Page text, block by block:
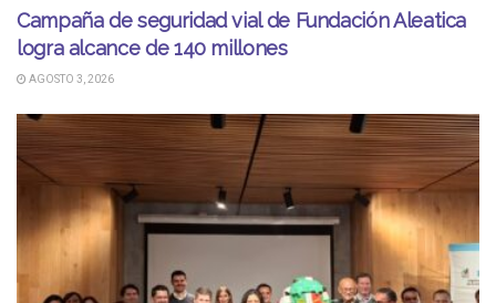
Campaña de seguridad vial de Fundación Aleatica
logra alcance de 140 millones
AGOSTO 3, 2026